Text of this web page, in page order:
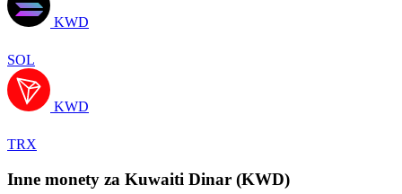
KWD
SOL
KWD
TRX
Inne monety za Kuwaiti Dinar (KWD)